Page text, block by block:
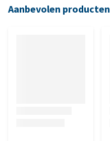
Aanbevolen producten